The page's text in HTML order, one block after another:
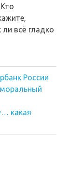
всё гладко
России
какая